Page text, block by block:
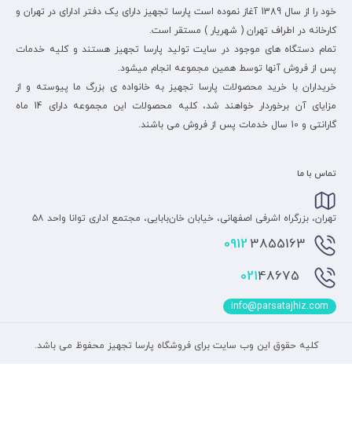
خود را از سال 1389 آغاز نموده است پارسا تجهیز دارای یک دفتر ادارای در تهران و
کارخانه در اطراف تهران ( شهریار ) مستقر است.
تمام دستگاه های موجود در سایت تولید پارسا تجهیز هستند و کلیه خدمات
پس از فروش آنها توسط همین مجموعه انجام میشود.
خریداران با خرید محصولات پارسا تجهیز به خانواده ی بزرگ ما پیوسته و از
مزایای آن برخوردار خواهند شد، کلیه محصولات این مجموعه دارای 14 ماه
گارانتی و 10 سال خدمات پس از فروش می باشند.
تماس با ما
تهران، بزرگراه اشرفی اصفهانی، خیابان خان‌بابایی، مجتمع اداری توانا واحد ۵۸
0912 3855163
48675
info@parsatajhiz.com
کلیه حقوق این وب سایت برای فروشگاه پارسا تجهیز محفوظ می باشد.